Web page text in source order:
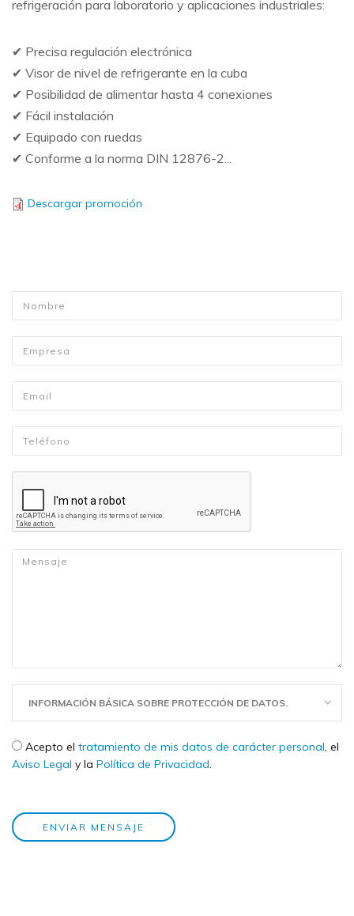
refrigeración para laboratorio y aplicaciones industriales:
✔ Precisa regulación electrónica
✔ Visor de nivel de refrigerante en la cuba
✔ Posibilidad de alimentar hasta 4 conexiones
✔ Fácil instalación
✔ Equipado con ruedas
✔ Conforme a la norma DIN 12876-2...
Descargar promoción
Nombre
Telefono
Mensaje*
INFORMACIÓN BÁSICA SOBRE PROTECCIÓN DE DATOS.
Check legal *
Acepto el tratamiento de mis datos de carácter personal , el
Aviso Legal y la Política de Privacidad
ENVIAR MENSAJE